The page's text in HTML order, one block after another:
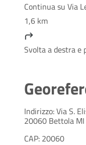
Continua su Via
1,6 km
Svolta a destra e
Indirizzo: Via S.
20060 Bettola MI
CAP: 20060